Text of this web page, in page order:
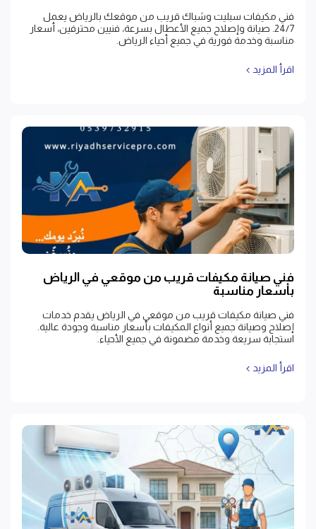
فني مكيفات سبليت وشباك قريب من موقعك بالرياض يعمل
24/7. صيانة وإصلاح جميع الأعطال بسرعة، فنيين محترفين، أسعار
مناسبة وخدمة فورية في جميع أحياء الرياض.
اقرأ المزيد
فني صيانة مكيفات قريب من موقعي في الرياض
بأسعار مناسبة
فني صيانة مكيفات قريب من موقعي في الرياض يقدم خدمات
إصلاح وصيانة جميع أنواع المكيفات بأسعار مناسبة وجودة عالية.
استجابة سريعة وخدمة مضمونة في جميع الأحياء.
اقرأ المزيد